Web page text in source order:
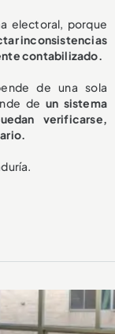
electoral, porque
inconsistencias
contabilizado.
de una sola
de un sistema
verificarse,